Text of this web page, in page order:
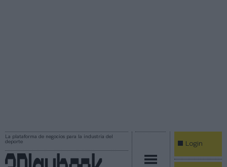
La plataforma de negocios para la industria del
deporte
Login